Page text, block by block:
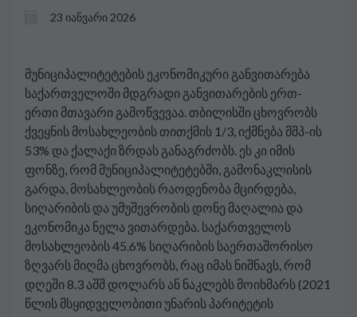
23 იანვარი 2026
მუნიციპალიტეტების ეკონომიკური განვითარება
საქართველოში მდგრადი განვითარების ერთ-
ერთი მთავარი გამოწვევაა. თბილისში ცხოვრობს
ქვეყნის მოსახლეობის თითქმის 1/3, იქმნება მშპ-ის
53% და ქალაქი ზრდას განაგრძობს. ეს კი იმის
ფონზე, რომ მუნიციპალიტეტებში, გამონაკლისის
გარდა, მოსახლეობის რაოდენობა მცირდება,
სიღარიბის და უმუშევრობის დონე მაღალია და
ეკონომიკა ნელა ვითარდება. საქართველოს
მოსახლეობის 45.6% სიღარიბის საერთაშორისო
ზღვარს მიღმა ცხოვრობს, რაც იმას ნიშნავს, რომ
დღეში 8.3 აშშ დოლარს ან ნაკლებს მოიხმარს (2021
წლის მსყიდველობითი უნარის პარიტეტის